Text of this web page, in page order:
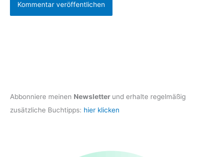
Abbonniere meinen Newsletter und erhalte regelmäßig
zusätzliche Buchtipps: hier klicken